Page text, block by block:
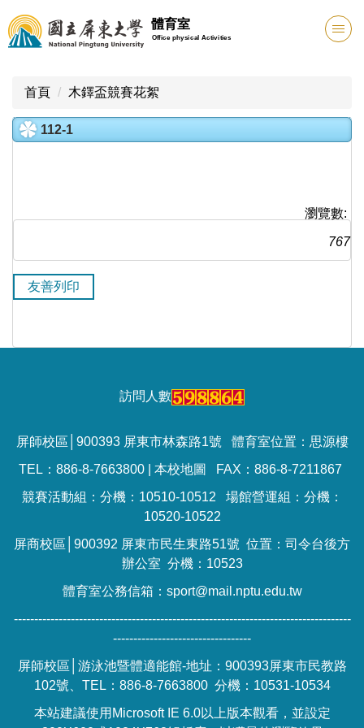
跳
到
主
區
體育室
Office physical Activities
首頁 木鐸盃競賽花絮
112-1
瀏覽數:
767
友善列印
訪問人數
屏師校區│900393 屏東市林森路1號 體育室位置：思源樓
TEL：886-8-7663800 | 本校地圖
FAX：886-8-7211867
競賽活動組：分機：10510-10512 場館營運組：分機：
10520-10522
屏商校區│900392 屏東市民生東路51號 位置：司令台後方
辦公室 分機：10523
體育室公務信箱：sport@mail.nptu.edu.tw
-----------------------------------------------------------------------------------
----------------------------------
屏師校區│游泳池暨體適能館-地址：900393屏東市民教路
102號、TEL：886-8-7663800 分機：10531-10534
本站建議使用Microsoft IE 6.0以上版本觀看，並設定